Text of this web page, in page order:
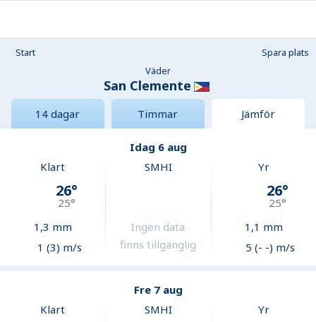
Start
Spara plats
Väder
San Clemente
14 dagar Timmar Jämför
Idag 6 aug
Klart
26°
25°
1,3 mm
1 (3) m/s
SMHI
Ingen data
finns tillgänglig
Yr
26°
25°
1,1 mm
5 (- -) m/s
Fre 7 aug
Klart
SMHI Yr